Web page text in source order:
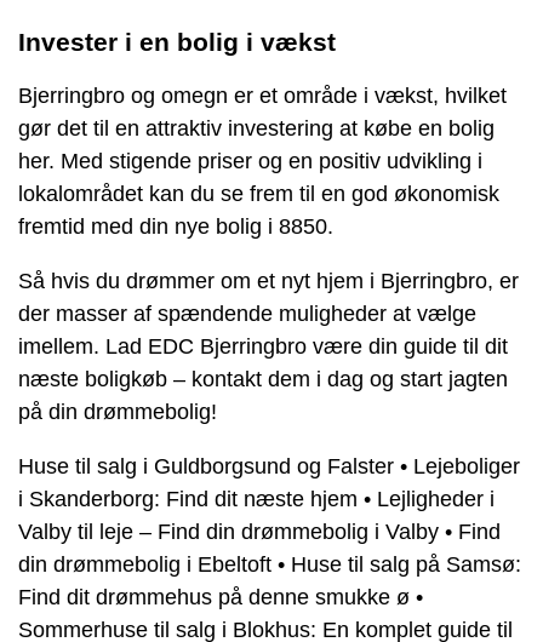
Invester i en bolig i vækst
Bjerringbro og omegn er et område i vækst, hvilket
gør det til en attraktiv investering at købe en bolig
her. Med stigende priser og en positiv udvikling i
lokalområdet kan du se frem til en god økonomisk
fremtid med din nye bolig i 8850.
Så hvis du drømmer om et nyt hjem i Bjerringbro, er
der masser af spændende muligheder at vælge
imellem. Lad EDC Bjerringbro være din guide til dit
næste boligkøb – kontakt dem i dag og start jagten
på din drømmebolig!
Huse til salg i Guldborgsund og Falster • Lejeboliger
i Skanderborg: Find dit næste hjem • Lejligheder i
Valby til leje – Find din drømmebolig i Valby • Find
din drømmebolig i Ebeltoft • Huse til salg på Samsø:
Find dit drømmehus på denne smukke ø •
Sommerhuse til salg i Blokhus: En komplet guide til